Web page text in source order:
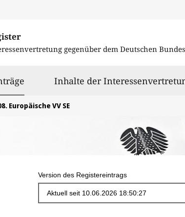
gegenüber dem Deutschen
ausgewähltInhalte der
Europäische VV SE
Version des Registereintrags